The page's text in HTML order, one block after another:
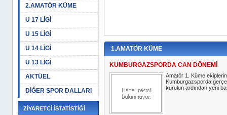
2.AMATÖR KÜME
U 17 LİGİ
U 15 LİGİ
U 14 LİGİ
U 13 LİGİ
AKTÜEL
DİĞER SPOR DALLARI
ZİYARETCİ İSTATİSTİĞİ
1.AMATÖR KÜME
KUMBURGAZSPORDA CAN DÖNEMİ
Amatör 1. Küme
Kumburgazsporda
kurulun ardından yeni